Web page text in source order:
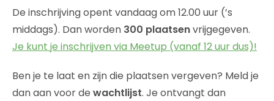
De inschrijving opent vandaag om 12.00 uur (’s
middags). Dan worden 300 plaatsenvrijgegeven.
Je kunt je inschrijven via Meetup (vanaf 12 uur dus)!
Ben je te laat en zijn die plaatsen vergeven? Meld je
dan aan voor de wachtlijst. Je ontvangt dan